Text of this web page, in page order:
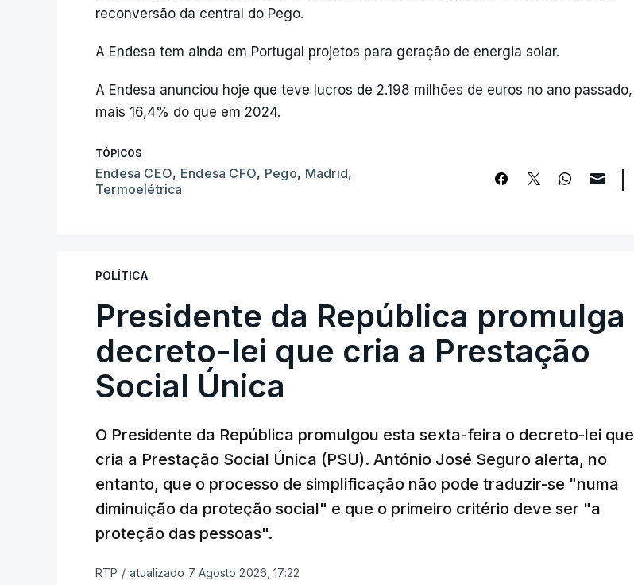
reconversão da central do Pego.
A Endesa tem ainda em Portugal projetos para geração de energia solar.
A Endesa anunciou hoje que teve lucros de 2.198 milhões de euros no ano passado,
mais 16,4% do que em 2024.
TÓPICOS
Endesa CEO, Endesa CFO, Pego, Madrid,
Termoelétrica
POLÍTICA
Presidente da República promulga
decreto-lei que cria a Prestação
Social Única
O Presidente da República promulgou esta sexta-feira o decreto-lei que
cria a Prestação Social Única (PSU). António José Seguro alerta, no
entanto, que o processo de simplificação não pode traduzir-se "numa
diminuição da proteção social" e que o primeiro critério deve ser "a
proteção das pessoas".
RTP / atualizado 7 Agosto 2026, 17:22